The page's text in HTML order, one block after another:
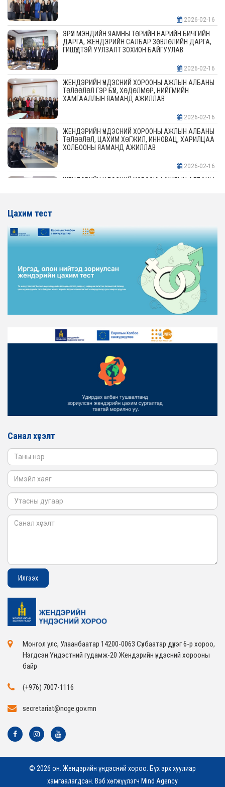
2026-02-16
ЭРҮҮЛ МЭНДИЙН ЯАМНЫ ТӨРИЙН НАРИЙН БИЧГИЙН
ДАРГА, ЖЕНДЭРИЙН САЛБАР ЗӨВЛӨЛИЙН ДАРГА,
ГИШҮҮДТЭЙ УУЛЗАЛТ ЗОХИОН БАЙГУУЛАВ
2026-02-16
ЖЕНДЭРИЙН ҮНДЭСНИЙ ХОРООНЫ АЖЛЫН АЛБАНЫ
ТӨЛӨӨЛӨЛ ГЭР БҮЛ, ХӨДӨЛМӨР, НИЙГМИЙН
ХАМГААЛЛЫН ЯАМАНД АЖИЛЛАВ
2026-02-16
ЖЕНДЭРИЙН ҮНДЭСНИЙ ХОРООНЫ АЖЛЫН АЛБАНЫ
ТӨЛӨӨЛӨЛ, ЦАХИМ ХӨГЖИЛ, ИННОВАЦ, ХАРИЛЦАА
ХОЛБООНЫ ЯАМАНД АЖИЛЛАВ
2026-02-16
ЖЕНДЭРИЙН ҮНДЭСНИЙ ХОРООНЫ АЖЛЫН АЛБАНЫ
ЖЕНДЭРИЙН ҮНДЭСНИЙ ХОРООНЫ АЖЛЫН АЛБАНЫ
ТӨЛӨӨЛӨЛ ХОТ БАЙГУУЛАЛТ, БАРИЛГА, ОРОН
СУУЦЖУУЛАЛТЫН ЯАМАНД АЖИЛЛАВ
2026-02-16
ЖЕНДЭРИЙН ЭРХ ТЭГШ БАЙДЛЫГ ХАНГАХ ҮЙЛ
АЖИЛЛАГААГ ЭРЧИМЖҮҮЛЭХ САРЫН ХУВААРЬТАЙ
2026-02-16
ТӨЛӨӨЛӨЛ ЗАМ ТЭЭВРИЙН ЯАМАНД АЖИЛЛАВ
ЖЕНДЭРИЙН ҮНДЭСНИЙ ХОРООНЫ АЖЛЫН АЛБАНЫ
ТӨЛӨӨЛӨЛ БАТЛАН ХАМГААЛАХ ЯАМАНД
Цахим тест
Санал хүсэлт
Монгол улс, Улаанбаатар 14200-0063 Сүхбаатар дүүрэг 6-р хороо,
Нэгдсэн Үндэстний гудамж-20 Жендэрийн үндэсний хорооны
байр
(+976) 7007-1116
secretariat@ncge.gov.mn
© 2026 он. Жендэрийн үндэсний хороо. Бүх эрх хуулиар
хамгаалагдсан. Вэб хөгжүүлэгч Mind Agency